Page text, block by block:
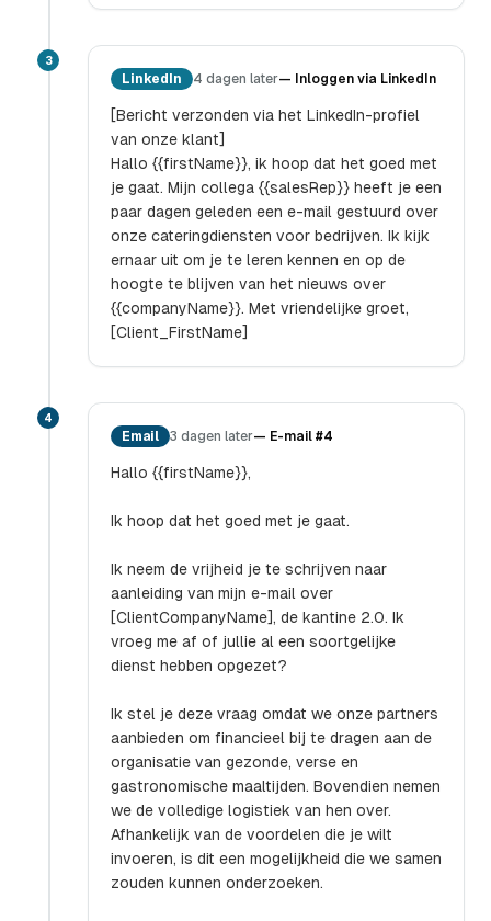
3
LinkedIn 4 dagen later— Inloggen via LinkedIn
[Bericht verzonden via het LinkedIn-profiel
van onze klant]
Hallo {{firstName}}, ik hoop dat het goed met
je gaat. Mijn collega {{salesRep}} heeft je een
paar dagen geleden een e-mail gestuurd over
onze cateringdiensten voor bedrijven. Ik kijk
ernaar uit om je te leren kennen en op de
hoogte te blijven van het nieuws over
{{companyName}}. Met vriendelijke groet,
[Client_FirstName]
4
Email 3 dagen later— E-mail #4
Hallo {{firstName}},
Ik hoop dat het goed met je gaat.
Ik neem de vrijheid je te schrijven naar
aanleiding van mijn e-mail over
[ClientCompanyName], de kantine 2.0. Ik
vroeg me af of jullie al een soortgelijke
dienst hebben opgezet?
Ik stel je deze vraag omdat we onze partners
aanbieden om financieel bij te dragen aan de
organisatie van gezonde, verse en
gastronomische maaltijden. Bovendien nemen
we de volledige logistiek van hen over.
Afhankelijk van de voordelen die je wilt
invoeren, is dit een mogelijkheid die we samen
zouden kunnen onderzoeken.